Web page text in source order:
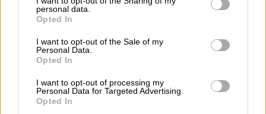
personal data.
Opted In
I want to opt-out of the Sale of my
Personal Data.
Opted In
I want to opt-out of processing my
Personal Data for Targeted Advertising.
Opted In
προστατεύσουμε τα αυτιά μας το
09/08/2026 , 14:44
Πλαταμώνας: Ανησυχία κατοίκων και